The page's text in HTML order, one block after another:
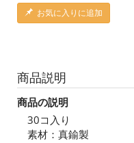
お気に入りに追加
商品説明
商品の説明
30コ入り
素材：真鍮製